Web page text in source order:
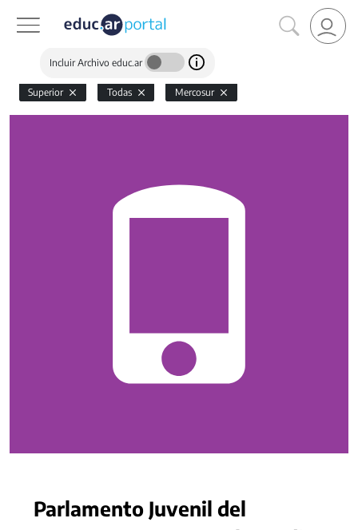
Incluir Archivo educ.ar
Superior Todas Mercosur
Parlamento Juvenil del